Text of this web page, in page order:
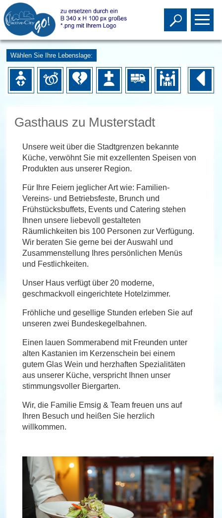
Toggle
Wählen Sie Ihre Lebenslage:
Gasthaus zu Musterstadt
Unsere weit über die Stadtgrenzen bekannte
Küche, verwöhnt Sie mit exzellenten Speisen von
Produkten aus unserer Region.
Für Ihre Feiern jeglicher Art wie: Familien-
Vereins- und Betriebsfeste, Brunch und
Frühstücksbuffets, Events und Catering stehen
Ihnen unsere liebevoll gestalteten
Räumlichkeiten bis 100 Personen zur Verfügung.
Wir beraten Sie gerne bei der Auswahl und
Zusammenstellung Ihres persönlichen Menüs
und Festlichkeiten.
Unser Haus verfügt über 20 moderne,
geschmackvoll eingerichtete Hotelzimmer.
Fröhliche und gesellige Stunden erleben Sie auf
unseren zwei Bundeskegelbahnen.
Einen lauen Sommerabend mit Freunden unter
alten Kastanien im Kerzenschein bei einem
gutem Glas Wein und herzhaften Spezialitäten
aus unserer Küche, verspricht Ihnen unser
stimmungsvoller Biergarten.
Wir, die Familie Emsig & Team freuen uns auf
Ihren Besuch und heißen Sie herzlich
willkommen.